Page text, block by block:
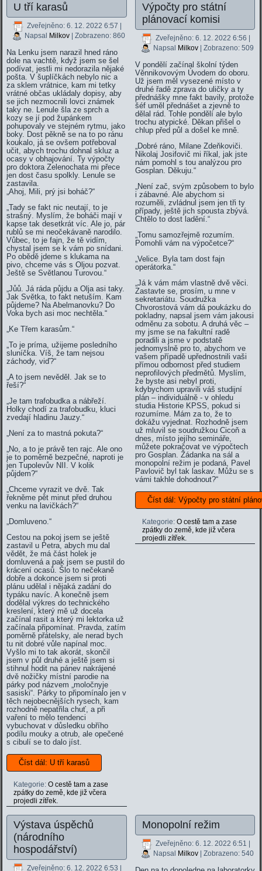
U tří karasů
Zveřejněno: 6. 12. 2022 6:57
Napsal Milkov | Zobrazeno: 860
Na Lenku jsem narazil hned ráno
dole na vachtě, když jsem se šel
podívat, jestli mi nedorazila nějaké
pošta. V šuplíčkách nebylo nic a
za sklem vrátnice, kam mi tetky
vrátné občas ukládaly dopisy, aby
se jich nezmocnili lovci známek
taky ne. Lenule šla ze sprch a
kozy se jí pod župánkem
pohupovaly ve stejném rytmu, jako
boky. Dost pěkně se na to po ránu
koukalo, já se ovšem potřeboval
učit, abych trochu dohnal skluz a
ocasy v obhajování. Ty výpočty
pro doktora Zelenochata mi přece
jen dost času spolkly. Lenule se
zastavila.
„Ahoj, Mili, prý jsi boháč?“
„Tady se fakt nic neutají, to je
strašný. Myslím, že boháči mají v
kapse tak desetkrát víc. Ale jo, pár
rublů se mi neočekávaně narodilo.
Vůbec, to je fajn, že tě vidím,
chystal jsem se k vám po snídani.
Po obědě jdeme s klukama na
pivo, chceme vás s Oljou pozvat.
Ještě se Světlanou Turovou.“
„Jůů. Já ráda půjdu a Olja asi taky.
Jak Světka, to fakt netuším. Kam
půjdeme? Na Abelmanovku? Do
Voka bych asi moc nechtěla.“
„Ke Třem karasům.“
„To je príma, užijeme posledního
sluníčka. Víš, že tam nejsou
záchody, viď?“
„A to jsem nevěděl. Jak se to
řeší?“
„Je tam trafobudka a nábřeží.
Holky chodí za trafobudku, kluci
zvedají hladinu Jauzy.“
„Není za to mastná pokuta?“
„No, a to je právě ten rajc. Ale ono
je to poměrně bezpečné, naproti je
jen Tupolevův NII. V kolik
půjdem?“
„Chceme vyrazit ve dvě. Tak
řekněme pět minut před druhou
venku na lavičkách?“
„Domluveno.“
Cestou na pokoj jsem se ještě
zastavil u Petra, abych mu dal
vědět, že má část holek je
domluvená a pak jsem se pustil do
krácení ocasů. Šlo to nečekaně
dobře a dokonce jsem si proti
plánu udělal i nějaká zadání do
typáku navíc. A konečně jsem
dodělal výkres do technického
kreslení, který mě už docela
začínal rasit a který mi lektorka už
začínala připomínat. Pravda, zatím
poměrně přátelsky, ale nerad bych
tu nit dobré vůle napínal moc.
Vyšlo mi to tak akorát, skončil
jsem v půl druhé a ještě jsem si
stihnul hodit na pánev nakrájené
dvě nožičky místní parodie na
párky pod názvem „moločnyje
sasiski“. Párky to připomínalo jen v
těch nejobecnějších rysech, kam
rozhodně nepatřila chuť, a při
vaření to mělo tendenci
vybuchovat v důsledku obřího
podílu mouky a otrub, ale opečené
s cibulí se to dalo jíst.
Číst dál: U tří karasů
Kategorie:O cestě tam a zase
zpátky do země, kde již včera
projedli zítřek.
Výpočty pro státní
plánovací komisi
Zveřejněno: 6. 12. 2022 6:56
Napsal Milkov| Zobrazeno: 509
V pondělí začínal školní týden
Věnnikovovým Úvodem do oboru.
Už jsem měl vysezené místo v
druhé řadě zprava do uličky a ty
přednášky mne fakt bavily, protože
šéf uměl přednášet a zjevně to
dělal rád. Tohle pondělí ale bylo
trochu atypické. Děkan přišel o
chlup před půl a došel ke mně.
„Dobré ráno, Milane Zdeňkoviči.
Nikolaj Josifovič mi říkal, jak jste
nám pomohl s tou analýzou pro
Gosplan. Děkuju.“
„Není zač, svým způsobem to bylo
i zábavné. Ale abychom si
rozuměli, zvládnul jsem jen tři ty
případy, ještě jich spousta zbývá.
Chtělo to dost ladění.“
„Tomu samozřejmě rozumím.
Pomohli vám na výpočetce?“
„Velice. Byla tam dost fajn
operátorka.“
„Já k vám mám vlastně dvě věci.
Zastavte se, prosím, u mne v
sekretariátu. Soudružka
Chvorostová vám dá poukázku do
pokladny, napsal jsem vám jakousi
odměnu za sobotu. A druhá věc –
my jsme se na fakultní radě
poradili a jsme v podstatě
jednomyslně pro to, abychom ve
vašem případě upřednostnili vaši
přímou odbornost před studiem
neprofilových předmětů. Myslím,
že byste asi nebyl proti,
kdybychom upravili váš studijní
plán – individuálně - v ohledu
studia Historie KPSS, pokud si
rozumíme. Mám za to, že to
dokážu vyjednat. Rozhodně jsem
už mluvil se soudružkou Cicoň a
dnes, místo jejího semináře,
můžete pokračovat ve výpočtech
pro Gosplan. Žádanka na sál a
monopolní režim je podaná, Pavel
Pavlovič byl tak laskav. Můžu se s
vámi takhle dohodnout?“
Číst dál: Výpočty pro státní
Kategorie: O cestě tam a zase
zpátky do země, kde již včera
projedli zítřek.
Výstava úspěchů
(národního
hospodářství)
Zveřejněno: 6. 12. 2022 6:53
Monopolní režim
Zveřejněno: 6. 12. 2022 6:51
Napsal Milkov| Zobrazeno: 540